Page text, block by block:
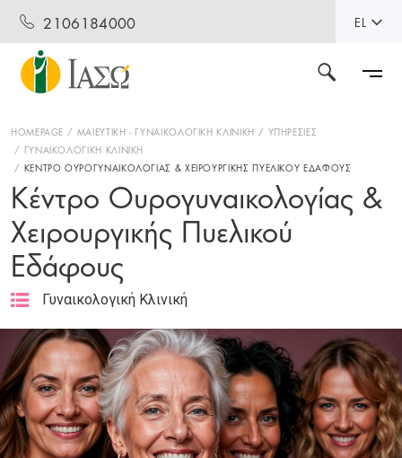
2106184000 EL
HOMEPAGE ΜΑΙΕΥΤΙΚΗ - ΓΥΝΑΙΚΟΛΟΓΙΚΗ ΚΛΙΝΙΚΗ
ΥΠΗΡΕΣΙΕΣ
ΓΥΝΑΙΚΟΛΟΓΙΚΗ ΚΛΙΝΙΚΗ
ΚΕΝΤΡΟ ΟΥΡΟΓΥΝΑΙΚΟΛΟΓΙΑΣ & ΧΕΙΡΟΥΡΓΙΚΗΣ ΠΥΕΛΙΚΟΥ ΕΔΑΦΟΥΣ
Κέντρο Ουρογυναικολογίας &
Χειρουργικής Πυελικού
Εδάφους
Γυναικολογική Κλινική